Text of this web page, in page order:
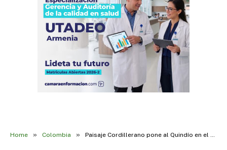
Home » Colombia » Paisaje Cordillerano pone al Quindío en el mapa global de la innovación cultural